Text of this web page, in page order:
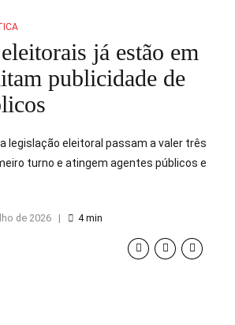
já estão em
publicidade de
legislação eleitoral passam a valer três
turno e atingem agentes públicos e
de 2026 4min